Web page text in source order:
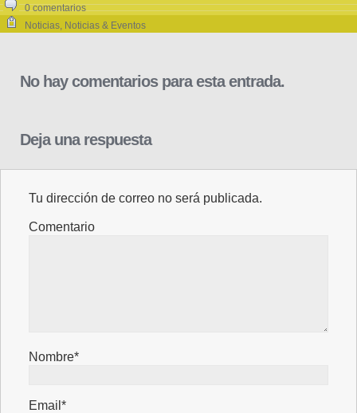
0 comentarios
Noticias, Noticias & Eventos
No hay comentarios para esta entrada.
Deja una respuesta
Tu dirección de correo no será publicada.
Comentario
Nombre*
Email*